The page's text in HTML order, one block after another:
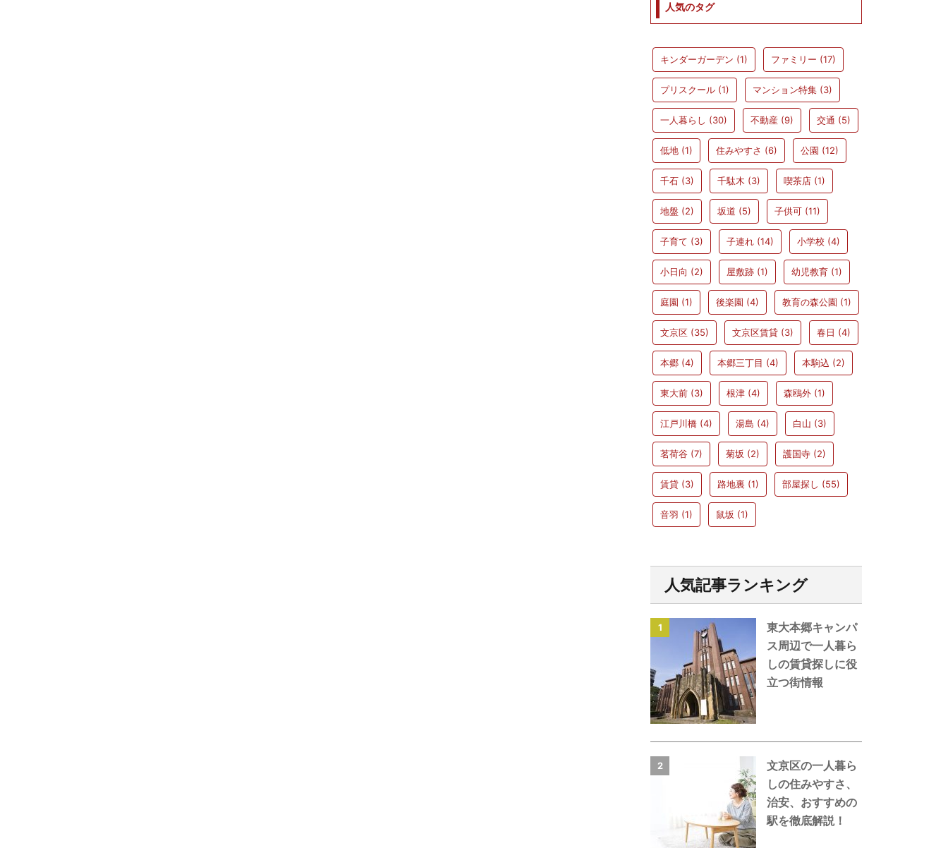
人気のタグ
キンダーガーデン (1) ファミリー (17)
プリスクール (1) マンション特集 (3)
一人暮らし (30) 不動産 (9) 交通 (5)
低地 (1) 住みやすさ (6) 公園 (12)
千石 (3) 千駄木 (3) 喫茶店 (1)
地盤 (2) 坂道 (5) 子供可 (11)
子育て (3) 子連れ (14) 小学校 (4)
小日向 (2) 屋敷跡 (1) 幼児教育 (1)
庭園 (1) 後楽園 (4) 教育の森公園 (1)
文京区 (35) 文京区賃貸 (3) 春日 (4)
本郷 (4) 本郷三丁目 (4) 本駒込 (2)
東大前 (3) 根津 (4) 森鴎外 (1)
江戸川橋 (4) 湯島 (4) 白山 (3)
茗荷谷 (7) 菊坂 (2) 護国寺 (2)
賃貸 (3) 路地裏 (1) 部屋探し (55)
音羽 (1) 鼠坂 (1)
人気記事ランキング
1
東大本郷キャンパ
ス周辺で一人暮ら
しの賃貸探しに役
立つ街情報
2
文京区の一人暮ら
しの住みやすさ、
治安、おすすめの
駅を徹底解説！